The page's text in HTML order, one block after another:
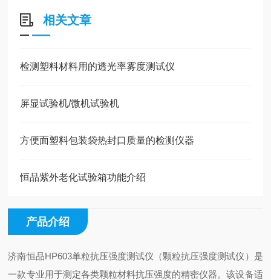
相关文章
检测塑料材料用的透光率雾度测试仪
屏显试验机/微机试验机
方便面塑料包装袋热封口质量的检测仪器
恒品紫外老化试验箱功能介绍
产品介绍
济南恒品HP603单粒抗压强度测试仪（颗粒抗压强度测试仪）是
一款专业用于测定各类颗粒材料抗压强度的精密仪器。该设备适